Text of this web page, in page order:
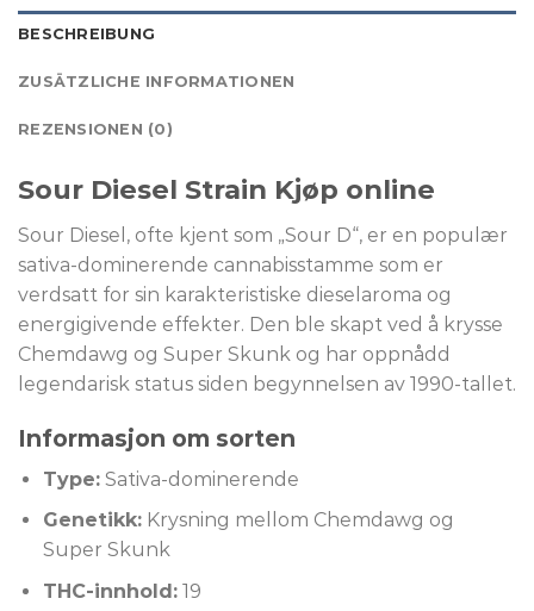
BESCHREIBUNG
ZUSÄTZLICHE INFORMATIONEN
REZENSIONEN (0)
Sour Diesel Strain Kjøp online
Sour Diesel, ofte kjent som „Sour D“, er en populær
sativa-dominerende cannabisstamme som er
verdsatt for sin karakteristiske dieselaroma og
energigivende effekter. Den ble skapt ved å krysse
Chemdawg og Super Skunk og har oppnådd
legendarisk status siden begynnelsen av 1990-tallet.
Informasjon om sorten
Type:Sativa-dominerende
Genetikk:Krysning mellom Chemdawg og
Super Skunk
THC-innhold:19